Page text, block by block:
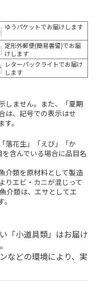
ゆうパケットでお届けします
定形外郵便(簡易書留)でお届
けします
レターパックライトでお届け
します
しません。また、「夏期
は、記号での表示はせ
。
落花生」「えび」「か
含んでいる場合に品目名
介類を原材料として製造
りエビ・カニが混じって
介類は、エサとしてエ
「小道具類」はお届け
などの環境により、実